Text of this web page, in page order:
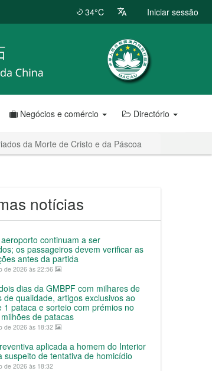
34°C Iniciar sessão
Negócios e comércio Directório
da Morte de Cristo e da Páscoa
notícias
continuam a ser
os passageiros devem verificar as
antes da partida
de 2026 às 22:56
dias da GMBPF com milhares de
de qualidade, artigos exclusivos ao
1 pataca e sorteio com prémios no
de patacas
de 2026 às 18:32
aplicada a homem do Interior
suspeito de tentativa de homicídio
de 2026 às 18:32